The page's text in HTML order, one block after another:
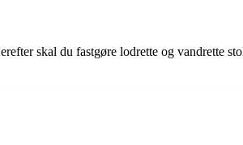
skal du fastgøre lodrette og vandrette